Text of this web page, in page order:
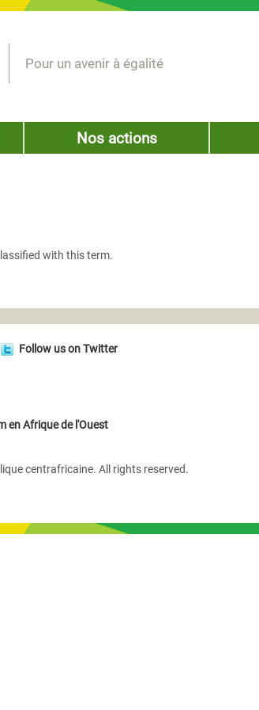
Pour un avenir à égalité
Nos actions
with this term.
Follow us on Twitter
en Afrique de l'Ouest
centrafricaine. All rights reserved.